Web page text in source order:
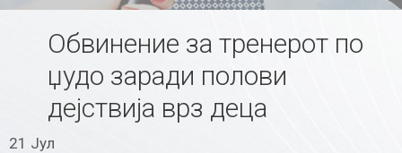
Обвинение за тренерот по
џудо заради полови
дејствија врз деца
21 Јул